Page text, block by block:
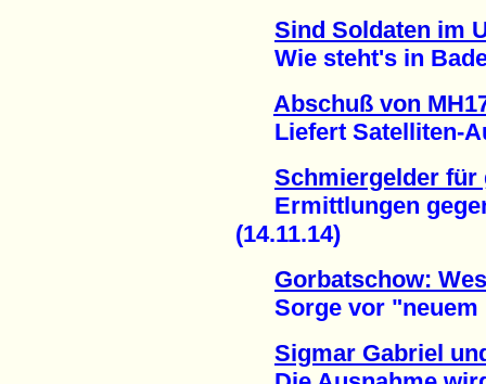
Sind Soldaten im
Wie steht's in
Abschuß von
Liefert Satelliten-
Schmiergelder für
Ermittlungen
(14.11.14)
Gorbatschow:
Sorge vor "neuem
Sigmar Gabriel